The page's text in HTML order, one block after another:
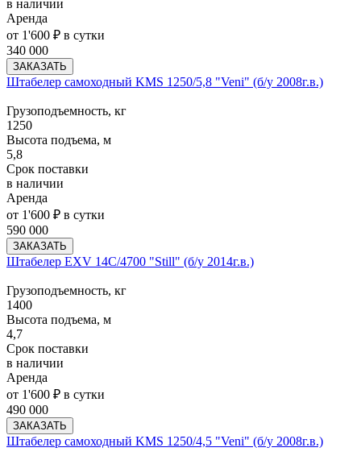
в наличии
Аренда
от 1'600 ₽ в сутки
340 000
ЗАКАЗАТЬ
Штабелер самоходный KMS 1250/5,8 "Veni" (б/у 2008г.в.)
Грузоподъемность, кг
1250
Высота подъема, м
5,8
Срок поставки
в наличии
Аренда
от 1'600 ₽ в сутки
590 000
ЗАКАЗАТЬ
Штабелер EXV 14C/4700 "Still" (б/у 2014г.в.)
Грузоподъемность, кг
1400
Высота подъема, м
4,7
Срок поставки
в наличии
Аренда
от 1'600 ₽ в сутки
490 000
ЗАКАЗАТЬ
Штабелер самоходный KMS 1250/4,5 "Veni" (б/у 2008г.в.)